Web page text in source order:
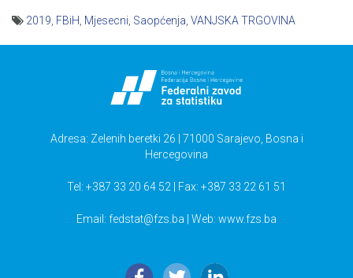
2019 FBiH Mjesecni Saopćenja VANJSKA TRGOVINA
Adresa: Zelenih beretki 26 | 71000 Sarajevo, Bosna i
Hercegovina
Tel: +387 33 20 64 52 | Fax: +387 33 22 61 51
Email: fedstat@fzs.ba | Web: www.fzs.ba